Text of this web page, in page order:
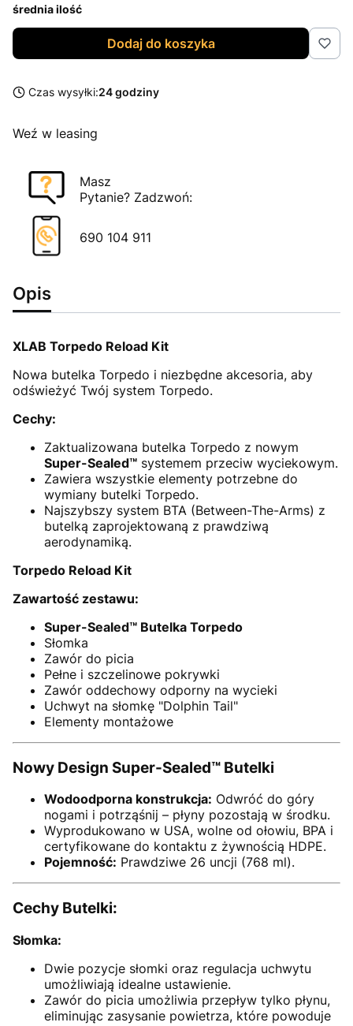
średnia ilość
Dodaj do koszyka
Czas wysyłki:24 godziny
Weź w leasing
Masz
Pytanie? Zadzwoń:
690 104 911
Opis
XLAB Torpedo Reload Kit
Nowa butelka Torpedo i niezbędne akcesoria, aby
odświeżyć Twój system Torpedo.
Cechy:
Zaktualizowana butelka Torpedo z nowym
Super-Sealed™ systemem przeciw wyciekowym.
Zawiera wszystkie elementy potrzebne do
wymiany butelki Torpedo.
Najszybszy system BTA (Between-The-Arms) z
butelką zaprojektowaną z prawdziwą
aerodynamiką.
Torpedo Reload Kit
Zawartość zestawu:
Super-Sealed™ Butelka Torpedo
Słomka
Zawór do picia
Pełne i szczelinowe pokrywki
Zawór oddechowy odporny na wycieki
Uchwyt na słomkę "Dolphin Tail"
Elementy montażowe
Nowy Design Super-Sealed™ Butelki
Wodoodporna konstrukcja: Odwróć do góry
nogami i potrząśnij – płyny pozostają w środku.
Wyprodukowano w USA, wolne od ołowiu, BPA i
certyfikowane do kontaktu z żywnością HDPE.
Pojemność: Prawdziwe 26 uncji (768 ml).
Cechy Butelki:
Słomka:
Dwie pozycje słomki oraz regulacja uchwytu
umożliwiają idealne ustawienie.
Zawór do picia umożliwia przepływ tylko płynu,
eliminując zasysanie powietrza, które powoduje